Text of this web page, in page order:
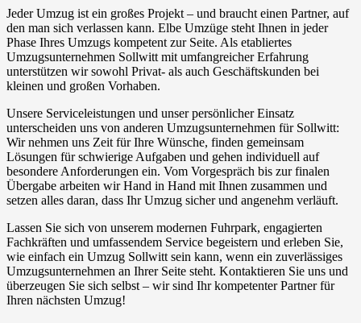
Jeder Umzug ist ein großes Projekt – und braucht einen Partner, auf
den man sich verlassen kann. Elbe Umzüge steht Ihnen in jeder
Phase Ihres Umzugs kompetent zur Seite. Als etabliertes
Umzugsunternehmen Sollwitt mit umfangreicher Erfahrung
unterstützen wir sowohl Privat- als auch Geschäftskunden bei
kleinen und großen Vorhaben.
Unsere Serviceleistungen und unser persönlicher Einsatz
unterscheiden uns von anderen Umzugsunternehmen für Sollwitt:
Wir nehmen uns Zeit für Ihre Wünsche, finden gemeinsam
Lösungen für schwierige Aufgaben und gehen individuell auf
besondere Anforderungen ein. Vom Vorgespräch bis zur finalen
Übergabe arbeiten wir Hand in Hand mit Ihnen zusammen und
setzen alles daran, dass Ihr Umzug sicher und angenehm verläuft.
Lassen Sie sich von unserem modernen Fuhrpark, engagierten
Fachkräften und umfassendem Service begeistern und erleben Sie,
wie einfach ein Umzug Sollwitt sein kann, wenn ein zuverlässiges
Umzugsunternehmen an Ihrer Seite steht. Kontaktieren Sie uns und
überzeugen Sie sich selbst – wir sind Ihr kompetenter Partner für
Ihren nächsten Umzug!